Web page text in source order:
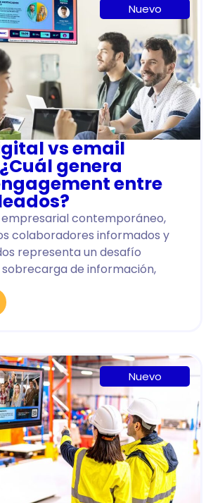
Nuevo
vs email
genera
entre
contemporáneo,
colaboradores informados y
representa un desafío
de información,
Nuevo